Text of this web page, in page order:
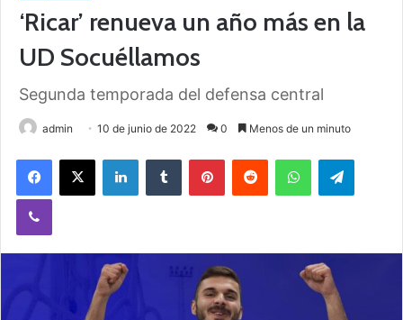
‘Ricar’ renueva un año más en la
UD Socuéllamos
Segunda temporada del defensa central
admin 10 de junio de 2022 0 Menos de un minuto